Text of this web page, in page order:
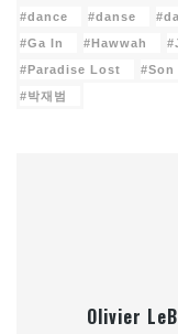
dance danse
Ga In
Hawwah
Paradise Lost
Son
박재범
Olivier